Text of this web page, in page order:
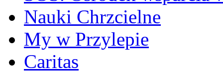
Nauki Chrzcielne
My w Przylepie
Caritas